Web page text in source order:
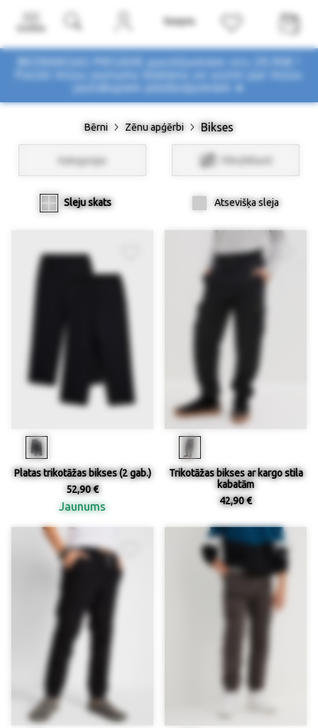
BEZMAKSAS PIEGĀDE pasūtījumiem virs 29,90€ !
Pasūti mūsu jaunumu biļetenu un uzzini par mūsu
Bērni Zēnu apģērbi Bikses
Kategorijas Filtri/Atlasīt
Sleju skats Atsevišķa sleja
Platas trikotāžas bikses (2 gab.)
52,90 €
Jaunums
Trikotāžas bikses ar kargo stila
kabatām
42,90 €